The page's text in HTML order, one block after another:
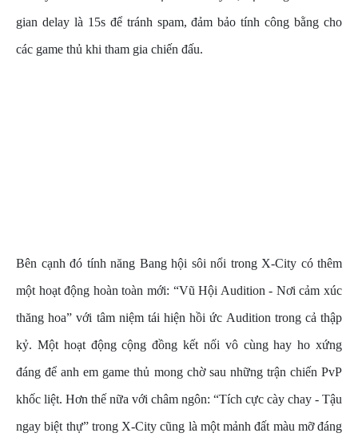
gian delay là 15s để tránh spam, đảm bảo tính công bằng cho
các game thủ khi tham gia chiến đấu.
Bên cạnh đó tính năng Bang hội sôi nổi trong X-City có thêm
một hoạt động hoàn toàn mới: “Vũ Hội Audition - Nơi cảm xúc
thăng hoa” với tâm niệm tái hiện hồi ức Audition trong cả thập
kỷ. Một hoạt động cộng đồng kết nối vô cùng hay ho xứng
đáng để anh em game thủ mong chờ sau những trận chiến PvP
khốc liệt. Hơn thế nữa với châm ngôn: “Tích cực cày chay - Tậu
ngay biệt thự” trong X-City cũng là một mảnh đất màu mỡ đáng